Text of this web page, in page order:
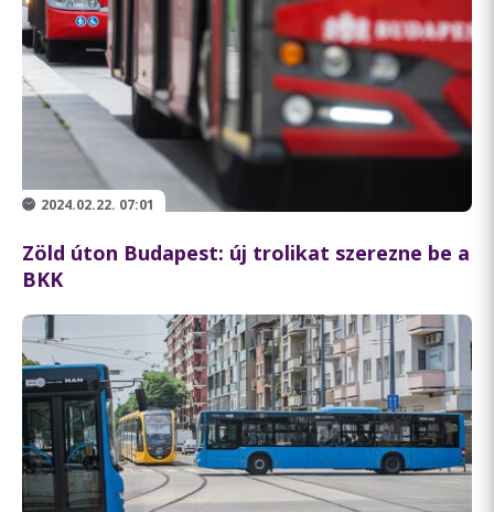
2024.02.22. 07:01
Zöld úton Budapest: új trolikat szerezne be a
BKK